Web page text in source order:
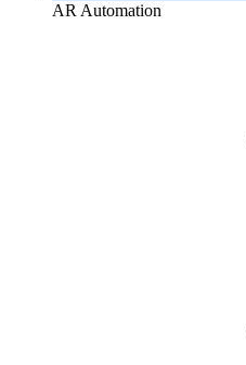
AR Automation